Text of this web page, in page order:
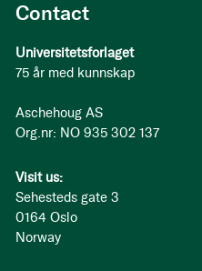
Contact
Universitetsforlaget
75 år med kunnskap
Aschehoug AS
Org.nr: NO 935 302 137
Visit us:
Sehesteds gate 3
0164 Oslo
Norway